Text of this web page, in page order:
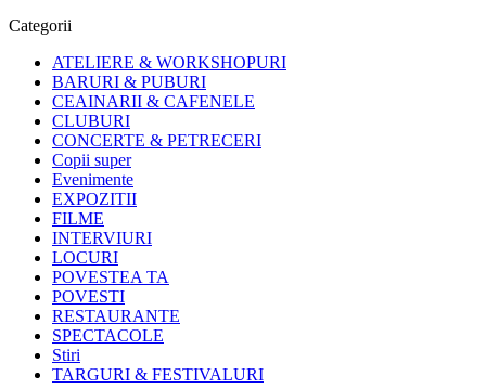
Categorii
ATELIERE & WORKSHOPURI
BARURI & PUBURI
CEAINARII & CAFENELE
CLUBURI
CONCERTE & PETRECERI
Copii super
Evenimente
EXPOZITII
FILME
INTERVIURI
LOCURI
POVESTEA TA
POVESTI
RESTAURANTE
SPECTACOLE
Stiri
TARGURI & FESTIVALURI